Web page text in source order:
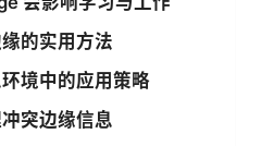
的实用方法
境中的应用策略
突边缘信息